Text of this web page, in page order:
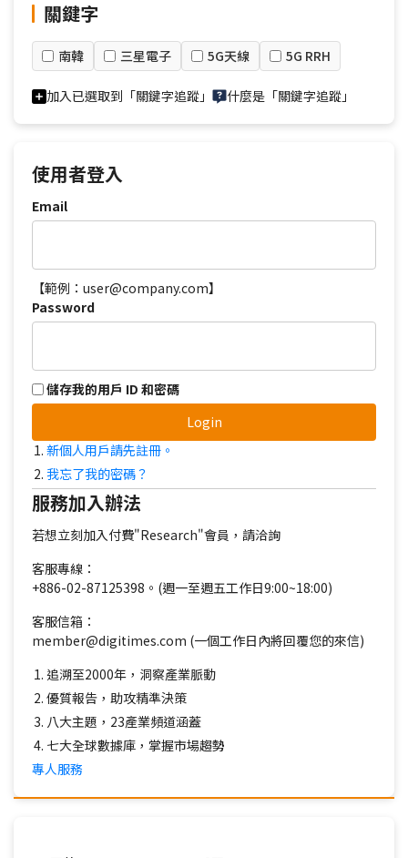
關鍵字
南韓 三星電子 5G天線 5G RRH
加入已選取到「關鍵字追蹤」 什麼是「關鍵字追蹤」
使用者登入
Email
【範例：user@company.com】
Password
儲存我的用戶 ID 和密碼
Login
新個人用戶請先註冊。
我忘了我的密碼？
服務加入辦法
若想立刻加入付費"Research"會員，請洽詢
客服專線：
+886-02-87125398。(週一至週五工作日9:00~18:00)
客服信箱：
member@digitimes.com (一個工作日內將回覆您的來信)
追溯至2000年，洞察產業脈動
優質報告，助攻精準決策
八大主題，23產業頻道涵蓋
七大全球數據庫，掌握市場趨勢
專人服務